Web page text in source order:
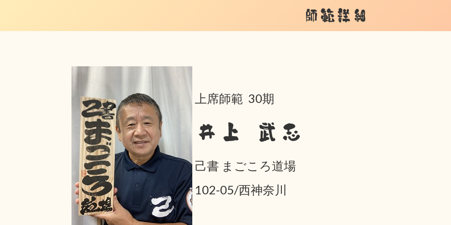
師範詳細
上席師範 30期
井上 武志
己書 まごころ道場
102-05/西神奈川